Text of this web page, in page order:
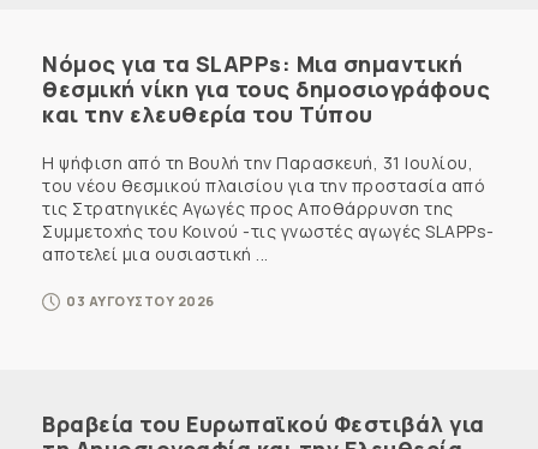
Νόμος για τα SLAPPs: Μια σημαντική
θεσμική νίκη για τους δημοσιογράφους
και την ελευθερία του Τύπου
Η ψήφιση από τη Βουλή την Παρασκευή, 31 Ιουλίου,
του νέου θεσμικού πλαισίου για την προστασία από
τις Στρατηγικές Αγωγές προς Αποθάρρυνση της
Συμμετοχής του Κοινού -τις γνωστές αγωγές SLAPPs-
αποτελεί μια ουσιαστική ...
03 ΑΥΓΟΥΣΤΟΥ 2026
Βραβεία του Ευρωπαϊκού Φεστιβάλ για